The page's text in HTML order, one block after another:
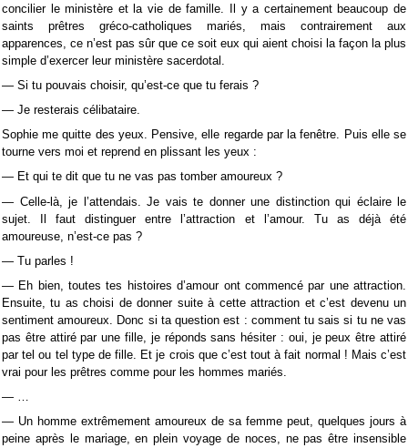
concilier le ministère et la vie de famille. Il y a certainement beaucoup de
saints prêtres gréco-catholiques mariés, mais contrairement aux
apparences, ce n’est pas sûr que ce soit eux qui aient choisi la façon la plus
simple d’exercer leur ministère sacerdotal.
— Si tu pouvais choisir, qu’est-ce que tu ferais ?
— Je resterais célibataire.
Sophie me quitte des yeux. Pensive, elle regarde par la fenêtre. Puis elle se
tourne vers moi et reprend en plissant les yeux :
— Et qui te dit que tu ne vas pas tomber amoureux ?
— Celle-là, je l’attendais. Je vais te donner une distinction qui éclaire le
sujet. Il faut distinguer entre l’attraction et l’amour. Tu as déjà été
amoureuse, n’est-ce pas ?
— Tu parles !
— Eh bien, toutes tes histoires d’amour ont commencé par une attraction.
Ensuite, tu as choisi de donner suite à cette attraction et c’est devenu un
sentiment amoureux. Donc si ta question est : comment tu sais si tu ne vas
pas être attiré par une fille, je réponds sans hésiter : oui, je peux être attiré
par tel ou tel type de fille. Et je crois que c’est tout à fait normal ! Mais c’est
vrai pour les prêtres comme pour les hommes mariés.
— …
— Un homme extrêmement amoureux de sa femme peut, quelques jours à
peine après le mariage, en plein voyage de noces, ne pas être insensible